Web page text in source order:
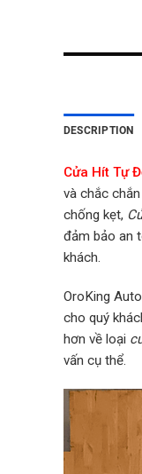
DESCRIPTION
Cửa Hít Tự
và chắc
chống kẹt,
đảm bảo an
khách.
OroKing
cho quý
hơn về loại
vấn cụ thể.